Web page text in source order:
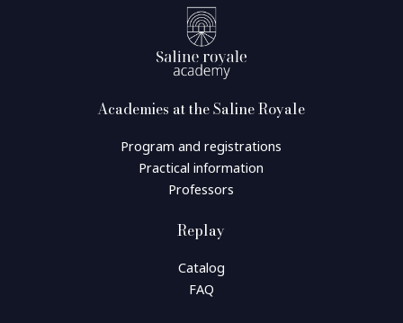
Academies at the Saline Royale
Program and registrations
Practical information
Professors
Replay
Catalog
FAQ